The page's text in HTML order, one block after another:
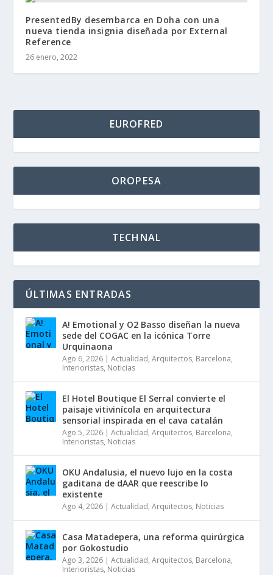
PresentedBy desembarca en Doha con una
nueva tienda insignia diseñada por External
Reference
26 enero, 2022
EUROFRED
OROPESA
TECHNAL
ÚLTIMAS ENTRADAS
A! Emotional y O2 Basso diseñan la nueva
sede del COGAC en la icónica Torre
Urquinaona
Ago 6, 2026 |Actualidad,Arquitectos, Barcelona,
Interioristas, Noticias
El Hotel Boutique El Serral convierte el
paisaje vitivinícola en arquitectura
sensorial inspirada en el cava catalán
Ago 5, 2026 |Actualidad,Arquitectos, Barcelona,
Interioristas, Noticias
OKU Andalusia, el nuevo lujo en la costa
gaditana de dAAR que reescribe lo
existente
Ago 4, 2026 |Actualidad,Arquitectos, Noticias
Casa Matadepera, una reforma quirúrgica
por Gokostudio
Ago 3, 2026 |Actualidad,Arquitectos, Barcelona,
Interioristas, Noticias